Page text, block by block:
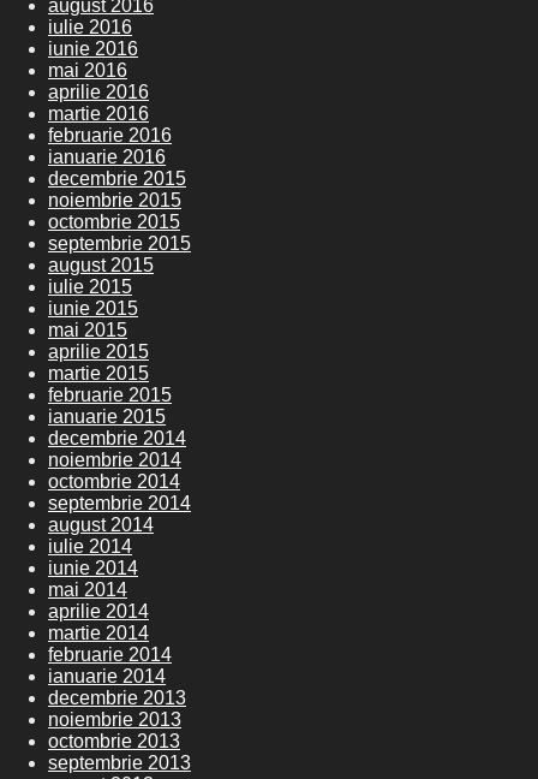
august 2016
iulie 2016
iunie 2016
mai 2016
aprilie 2016
martie 2016
februarie 2016
ianuarie 2016
decembrie 2015
noiembrie 2015
octombrie 2015
septembrie 2015
august 2015
iulie 2015
iunie 2015
mai 2015
aprilie 2015
martie 2015
februarie 2015
ianuarie 2015
decembrie 2014
noiembrie 2014
octombrie 2014
septembrie 2014
august 2014
iulie 2014
iunie 2014
mai 2014
aprilie 2014
martie 2014
februarie 2014
ianuarie 2014
decembrie 2013
noiembrie 2013
octombrie 2013
septembrie 2013